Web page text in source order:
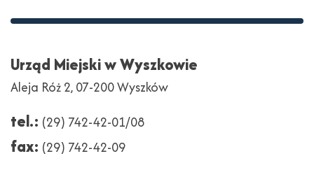
Stopka
Adres
Urząd Miejski w Wyszkowie
Aleja Róż 2, 07-200 Wyszków
tel.: (29) 742-42-01/08
fax: (29) 742-42-09